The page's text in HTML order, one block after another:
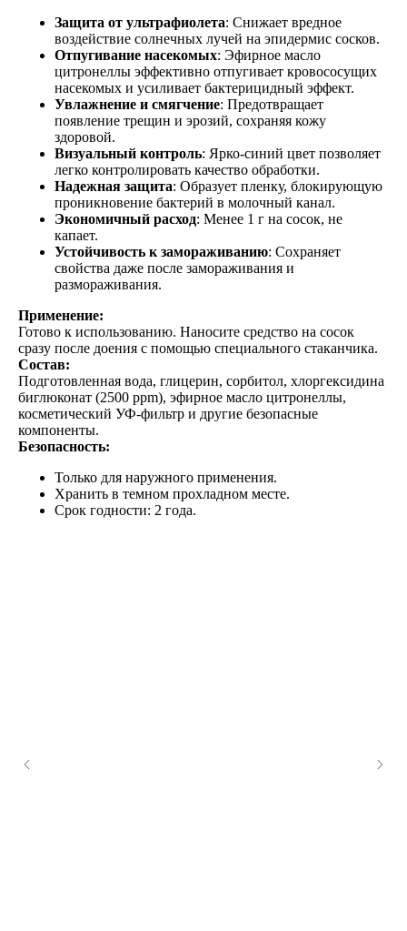
Защита от ультрафиолета: Снижает вредное
воздействие солнечных лучей на эпидермис сосков.
Отпугивание насекомых: Эфирное масло
цитронеллы эффективно отпугивает кровососущих
насекомых и усиливает бактерицидный эффект.
Увлажнение и смягчение: Предотвращает
появление трещин и эрозий, сохраняя кожу
здоровой.
Визуальный контроль: Ярко-синий цвет позволяет
легко контролировать качество обработки.
Надежная защита: Образует пленку, блокирующую
проникновение бактерий в молочный канал.
Экономичный расход: Менее 1 г на сосок, не
капает.
Устойчивость к замораживанию: Сохраняет
свойства даже после замораживания и
размораживания.
Применение:
Готово к использованию. Наносите средство на сосок
сразу после доения с помощью специального стаканчика.
Состав:
Подготовленная вода, глицерин, сорбитол, хлоргексидина
биглюконат (2500 ppm), эфирное масло цитронеллы,
косметический УФ-фильтр и другие безопасные
компоненты.
Безопасность:
Только для наружного применения.
Хранить в темном прохладном месте.
Срок годности: 2 года.